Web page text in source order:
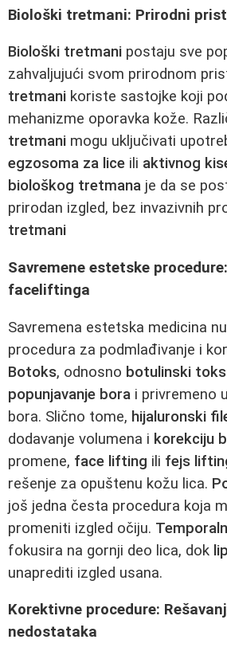
Biološki tretmani: Prirodni
Biološki tretmani postaju sve
zahvaljujući svom prirodnom
tretmani koriste sastojke koji
mehanizme oporavka kože.
tretmani mogu uključivati
egzosoma za lice ili aktivnog
biološkog tretmana je da se
prirodan izgled, bez invazivnih
tretmani
Savremene estetske
faceliftinga
Savremena estetska medicina
procedura za podmlađivanje i
Botoks, odnosno botulinski
popunjavanje bora i privremeno
bora. Slično tome, hijaluronski
dodavanje volumena i korekciju
promene, face lifting ili fejs
rešenje za opuštenu kožu lica.
još jedna česta procedura koja
promeniti izgled očiju.
fokusira na gornji deo lica, dok
unaprediti izgled usana.
Korektivne procedure:
nedostataka